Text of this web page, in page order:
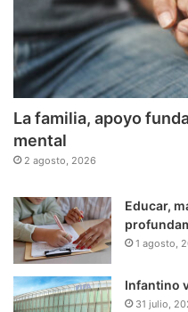
La familia, apoyo
mental
2 agosto, 2026
Educar,
1 agosto,
Infantino
31 julio,